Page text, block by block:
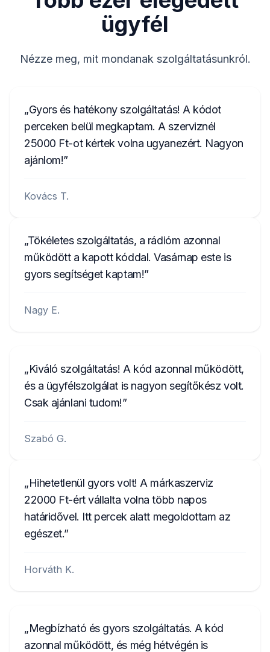
11 07 0210
(01) 1 880 912179 001 7 (21) 11 07 0795
7918HN065012235
UAU4934567X
UBTE333456X
ügyfél
Nézze meg, mit mondanak szolgáltatásunkról.
Gyors és hatékony szolgáltatás! A kódot
perceken belül megkaptam. A szerviznél
25000 Ft-ot kértek volna ugyanezért. Nagyon
ajánlom!
Kovács T.
Tökéletes szolgáltatás, a rádióm azonnal
működött a kapott kóddal. Vasárnap este is
gyors segítséget kaptam!
Nagy E.
Kiváló szolgáltatás! A kód azonnal működött,
és a ügyfélszolgálat is nagyon segítőkész volt.
Csak ajánlani tudom!
Szabó G.
Hihetetlenül gyors volt! A márkaszerviz
22000 Ft-ért vállalta volna több napos
határidővel. Itt percek alatt megoldottam az
egészet.
Horváth K.
Megbízható és gyors szolgáltatás. A kód
azonnal működött, és még hétvégén is